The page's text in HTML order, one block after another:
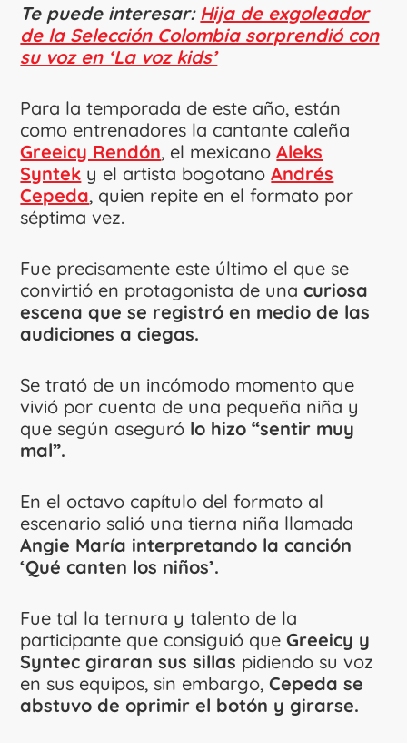
Te puede interesar: Hija de exgoleador
de la Selección Colombia sorprendió con
su voz en ‘La voz kids’
Para la temporada de este año, están
como entrenadores la cantante caleña
Greeicy Rendón, el mexicanoAleks
Syntek y el artista bogotanoAndrés
Cepeda, quien repite en el formato por
séptima vez.
Fue precisamente este último el que se
convirtió en protagonista de una curiosa
escena que se registró en medio de las
audiciones a ciegas.
Se trató de un incómodo momento que
vivió por cuenta de una pequeña niña y
que según aseguró lo hizo “sentir muy
mal”.
En el octavo capítulo del formato al
escenario salió una tierna niña llamada
Angie María interpretando la canción
‘Qué canten los niños’.
Fue tal la ternura y talento de la
participante que consiguió que Greeicy y
Syntec giraran sus sillas pidiendo su voz
en sus equipos, sin embargo,Cepeda se
abstuvo de oprimir el botón y girarse.